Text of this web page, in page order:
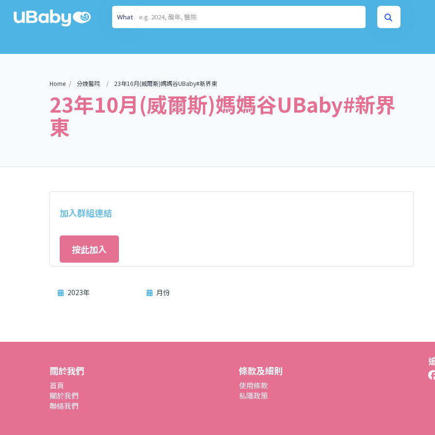
What
Home 分娩醫院 23年10月(威爾斯)媽媽谷UBaby#新界東
23年10月(威爾斯)媽媽谷UBaby#新界
東
加入群組連結
按此加入
2023年 月份
關於我們
首頁
關於我們
聯絡我們
條款及細則
使用條款
私隱政策